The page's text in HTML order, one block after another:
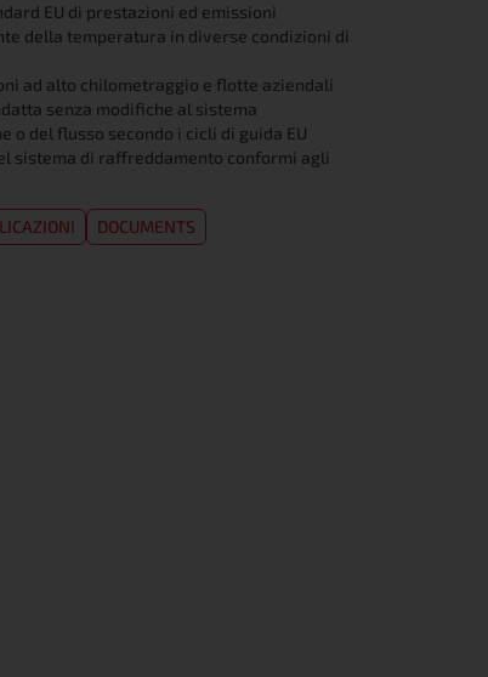
EU di prestazioni ed emissioni
della temperatura in diverse condizioni di
ad alto chilometraggio e flotte aziendali
senza modifiche al sistema
o del flusso secondo i cicli di guida EU
sistema di raffreddamento conformi agli
DOCUMENTS